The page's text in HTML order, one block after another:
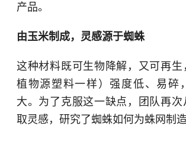
产品。
由玉米制成，灵感源于蜘蛛
这种材料既可生物降解，又可再生
植物源塑料一样）强度低、易碎
大。为了克服这一缺点，团队再次
取灵感，研究了蜘蛛如何为蛛网制造